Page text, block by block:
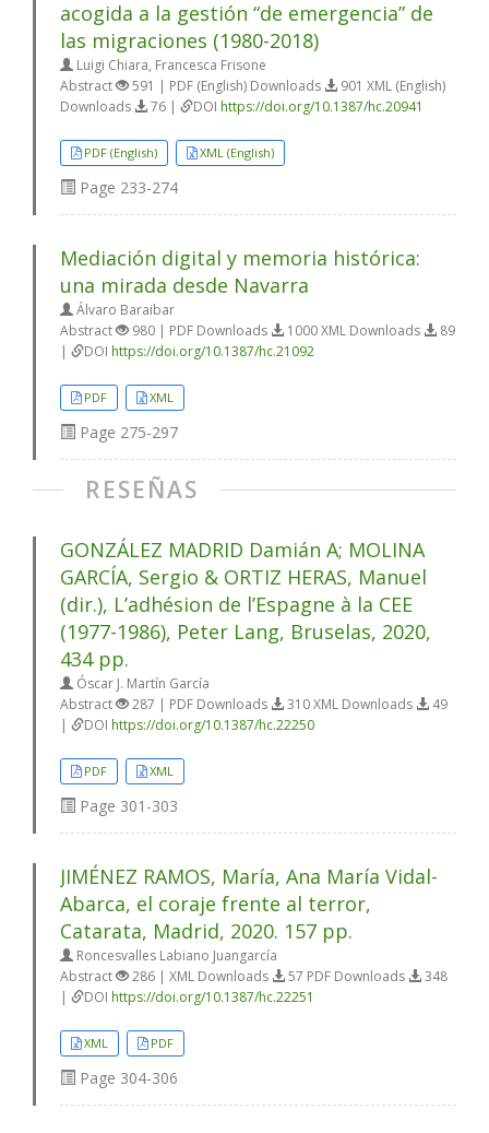
acogida a la gestión “de emergencia” de
las migraciones (1980-2018)
Luigi Chiara, Francesca Frisone
Abstract
591 | PDF (English) Downloads
901 XML (English)
Downloads
76 | DOI https://doi.org/10.1387/hc.20941
PDF (English) XML (English)
Page 233-274
Mediación digital y memoria histórica:
una mirada desde Navarra
Álvaro Baraibar
Abstract
980 | PDF Downloads 1000 XML Downloads
89
|
DOI https://doi.org/10.1387/hc.21092
PDF XML
Page 275-297
RESEÑAS
GONZÁLEZ MADRID Damián A; MOLINA
GARCÍA, Sergio & ORTIZ HERAS, Manuel
(dir.), L’adhésion de l’Espagne à la CEE
(1977-1986), Peter Lang, Bruselas, 2020,
434 pp.
Óscar J. Martín García
Abstract
287 | PDF Downloads 310 XML Downloads
49
|
DOI https://doi.org/10.1387/hc.22250
PDF XML
Page 301-303
JIMÉNEZ RAMOS, María, Ana María Vidal-
Abarca, el coraje frente al terror,
Catarata, Madrid, 2020. 157 pp.
Roncesvalles Labiano Juangarcía
Abstract
286 | XML Downloads 57 PDF Downloads
348
|
DOI https://doi.org/10.1387/hc.22251
XML PDF
Page 304-306